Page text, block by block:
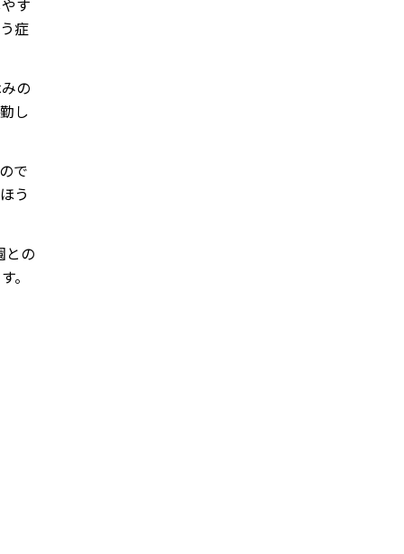
す
症
の
し
で
う
との
。